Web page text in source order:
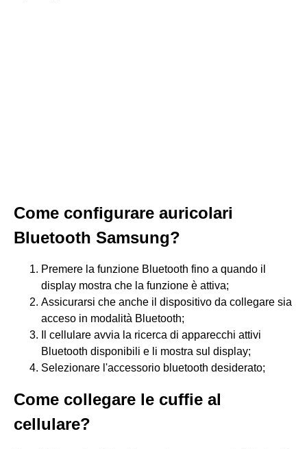
Come configurare auricolari
Bluetooth Samsung?
Premere la funzione Bluetooth fino a quando il
display mostra che la funzione è attiva;
Assicurarsi che anche il dispositivo da collegare sia
acceso in modalità Bluetooth;
Il cellulare avvia la ricerca di apparecchi attivi
Bluetooth disponibili e li mostra sul display;
Selezionare l'accessorio bluetooth desiderato;
Come collegare le cuffie al
cellulare?